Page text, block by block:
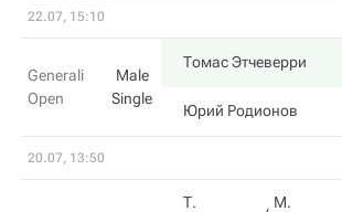
22.07, 15:10
Generali
Open
Male
Single
Томас Этчеверри
Юрий Родионов
20.07, 13:50
Т.
М.